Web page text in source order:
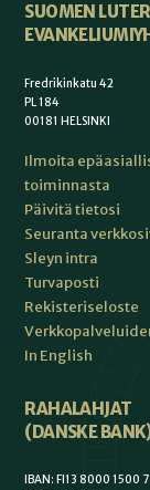
SUOMEN
Fredrikinkatu 42
PL 184
00181 HELSINKI
Ilmoita
toiminnasta
Päivitä tietosi
Seuranta
Sleyn intra
Turvaposti
Rekisteriseloste
In English
RAHALAHJAT
(DANSKE
IBAN: FI13 8000 1500